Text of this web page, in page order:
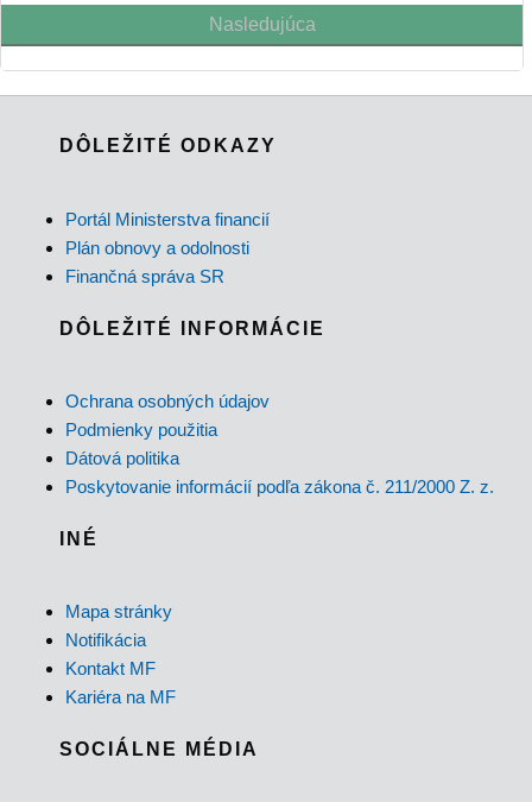
Nasledujúca
DÔLEŽITÉ ODKAZY
Portál Ministerstva financií
Plán obnovy a odolnosti
Finančná správa SR
DÔLEŽITÉ INFORMÁCIE
Ochrana osobných údajov
Podmienky použitia
Dátová politika
Poskytovanie informácií podľa zákona č. 211/2000 Z. z.
INÉ
Mapa stránky
Notifikácia
Kontakt MF
Kariéra na MF
SOCIÁLNE MÉDIA